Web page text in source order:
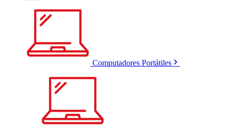
Computadores Portátiles